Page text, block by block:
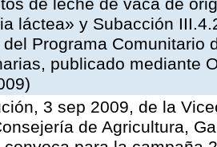
de leche de vaca de
láctea» y Subacción
Programa Comunitario
publicado mediante
3 sep 2009, de la
de Agricultura,